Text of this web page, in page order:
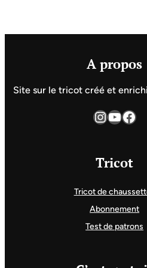
A propos
Site sur le tricot créé et
InstagramYouTube Facebook
Tricot
Tricot de
Abonnement
Test de patrons